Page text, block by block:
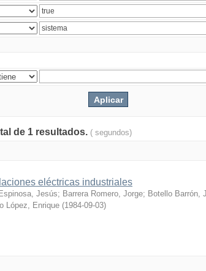
de 1 resultados. ( segundos)
eléctricas industriales
Jesús; Barrera Romero, Jorge; Botello Barrón,
López, Enrique (1984-09-03)